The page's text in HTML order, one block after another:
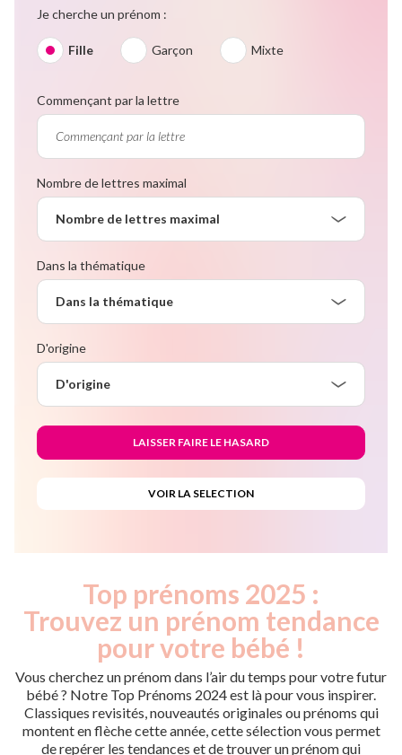
Je cherche un prénom :
Fille Garçon Mixte
Commençant par la lettre
Nombre de lettres maximal
Nombre de lettres maximal
Dans la thématique
Dans la thématique
D'origine
D'origine
Top prénoms 2025 :
Trouvez un prénom tendance
pour votre bébé !
Vous cherchez un prénom dans l’air du temps pour votre futur
bébé ? Notre Top Prénoms 2024 est là pour vous inspirer.
Classiques revisités, nouveautés originales ou prénoms qui
montent en flèche cette année, cette sélection vous permet
de repérer les tendances et de trouver un prénom qui